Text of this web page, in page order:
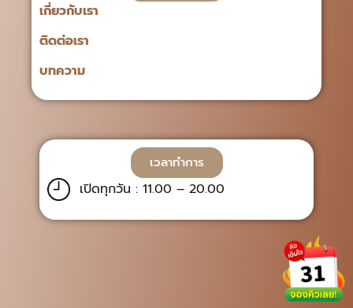
เกี่ยวกับเรา
ติดต่อเรา
บทความ
เวลาทำการ
เปิดทุกวัน : 11.00 – 20.00